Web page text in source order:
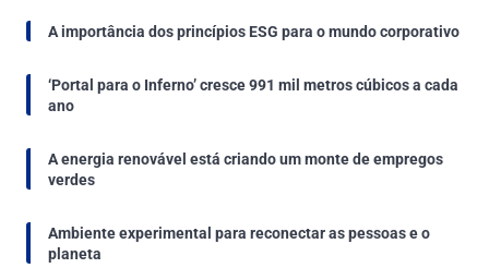
A importância dos princípios ESG para o mundo corporativo
‘Portal para o Inferno’ cresce 991 mil metros cúbicos a cada
ano
A energia renovável está criando um monte de empregos
verdes
Ambiente experimental para reconectar as pessoas e o
planeta